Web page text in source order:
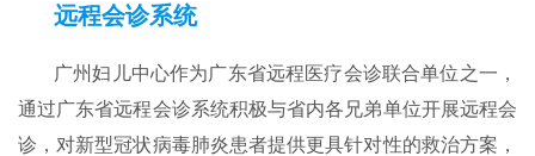
远程会诊系统
广州妇儿中心作为广东省远程医疗会诊联合单位之一，
通过广东省远程会诊系统积极与省内各兄弟单位开展远程会
诊，对新型冠状病毒肺炎患者提供更具针对性的救治方案，